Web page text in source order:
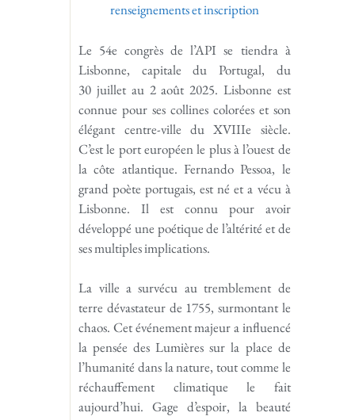
renseignements et inscription
Le 54e congrès de l’API se tiendra à
Lisbonne, capitale du Portugal, du
30 juillet au 2 août 2025. Lisbonne est
connue pour ses collines colorées et son
élégant centre-ville du XVIIIe siècle.
C’est le port européen le plus à l’ouest de
la côte atlantique. Fernando Pessoa, le
grand poète portugais, est né et a vécu à
Lisbonne. Il est connu pour avoir
développé une poétique de l’altérité et de
ses multiples implications.
La ville a survécu au tremblement de
terre dévastateur de 1755, surmontant le
chaos. Cet événement majeur a influencé
la pensée des Lumières sur la place de
l’humanité dans la nature, tout comme le
réchauffement climatique le fait
aujourd’hui. Gage d’espoir, la beauté